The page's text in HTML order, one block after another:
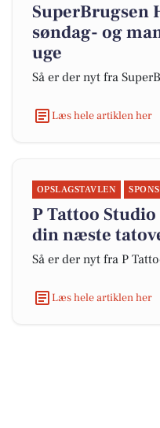
SuperBrugsen
søndag- og
uge
Så er der nyt fra
Læs hele artiklen her
OPSLAGSTAVLEN
P Tattoo
din næste
Så er der nyt fra P
Læs hele artiklen her